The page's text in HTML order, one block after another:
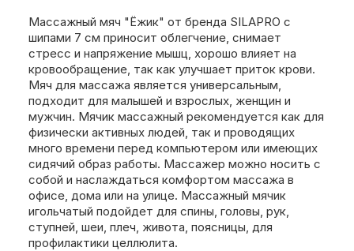
Массажный мяч "Ёжик" от бренда SILAPRO с
шипами 7 см приносит облегчение, снимает
стресс и напряжение мышц, хорошо влияет на
кровообращение, так как улучшает приток крови.
Мяч для массажа является универсальным,
подходит для малышей и взрослых, женщин и
мужчин. Мячик массажный рекомендуется как для
физически активных людей, так и проводящих
много времени перед компьютером или имеющих
сидячий образ работы. Массажер можно носить с
собой и наслаждаться комфортом массажа в
офисе, дома или на улице. Массажный мячик
игольчатый подойдет для спины, головы, рук,
ступней, шеи, плеч, живота, поясницы, для
профилактики целлюлита.